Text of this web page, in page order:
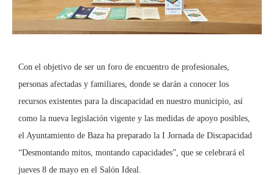
Con el objetivo de ser un foro de encuentro de profesionales,
personas afectadas y familiares, donde se darán a conocer los
recursos existentes para la discapacidad en nuestro municipio, así
como la nueva legislación vigente y las medidas de apoyo posibles,
el Ayuntamiento de Baza ha preparado la I Jornada de Discapacidad
“Desmontando mitos, montando capacidades”, que se celebrará el
jueves 8 de mayo en el Salón Ideal.